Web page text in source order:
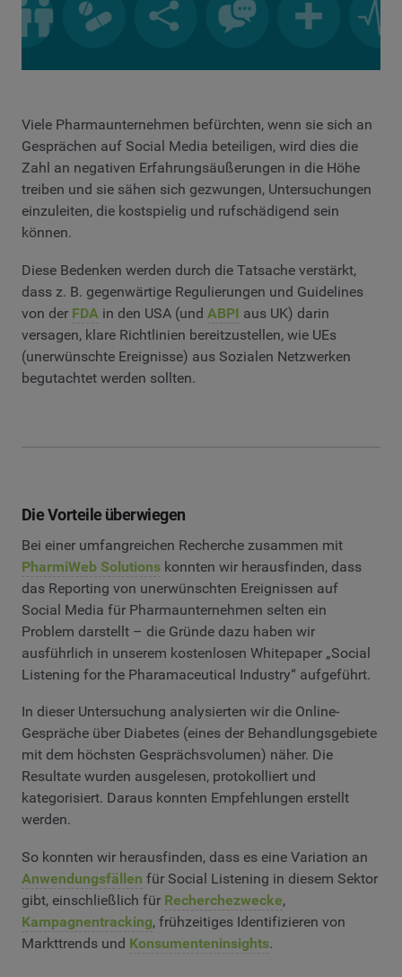
Viele Pharmaunternehmen befürchten, wenn sie sich an
Gesprächen auf Social Media beteiligen, wird dies die
Zahl an negativen Erfahrungsäußerungen in die Höhe
treiben und sie sähen sich gezwungen, Untersuchungen
einzuleiten, die kostspielig und rufschädigend sein
können.
Diese Bedenken werden durch die Tatsache verstärkt,
dass z. B. gegenwärtige Regulierungen und Guidelines
von der FDA in den USA (und ABPI aus UK) darin
versagen, klare Richtlinien bereitzustellen, wie UEs
(unerwünschte Ereignisse) aus Sozialen Netzwerken
begutachtet werden sollten.
Die Vorteile überwiegen
Bei einer umfangreichen Recherche zusammen mit
PharmiWeb Solutions konnten wir herausfinden, dass
das Reporting von unerwünschten Ereignissen auf
Social Media für Pharmaunternehmen selten ein
Problem darstellt – die Gründe dazu haben wir
ausführlich in unserem kostenlosen Whitepaper „Social
Listening for the Pharamaceutical Industry“ aufgeführt.
In dieser Untersuchung analysierten wir die Online-
Gespräche über Diabetes (eines der Behandlungsgebiete
mit dem höchsten Gesprächsvolumen) näher. Die
Resultate wurden ausgelesen, protokolliert und
kategorisiert. Daraus konnten Empfehlungen erstellt
werden.
So konnten wir herausfinden, dass es eine Variation an
Anwendungsfällen für Social Listening in diesem Sektor
gibt, einschließlich für Recherchezwecke,
Kampagnentracking, frühzeitiges Identifizieren von
Markttrends und Konsumenteninsights.